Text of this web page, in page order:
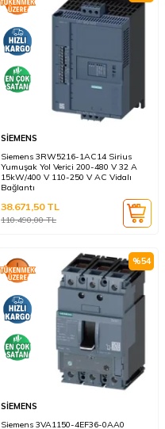
SİEMENS
Siemens 3RW5216-1AC14 Sirius
Yumuşak Yol Verici 200-480 V 32 A
15kW/400 V 110-250 V AC Vidalı
Bağlantı
110.490,00TL
38.671,50TL
%54
SİEMENS
Siemens 3VA1150-4EF36-0AA0